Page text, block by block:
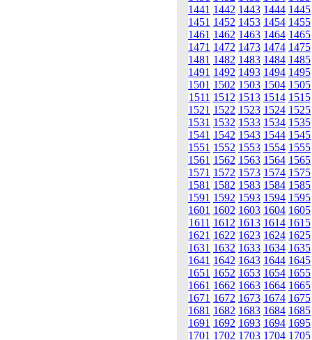
1441 1442 1443 1444 1445
1451 1452 1453 1454 1455
1461 1462 1463 1464 1465
1471 1472 1473 1474 1475
1481 1482 1483 1484 1485
1491 1492 1493 1494 1495
1501 1502 1503 1504 1505
1511 1512 1513 1514 1515
1521 1522 1523 1524 1525
1531 1532 1533 1534 1535
1541 1542 1543 1544 1545
1551 1552 1553 1554 1555
1561 1562 1563 1564 1565
1571 1572 1573 1574 1575
1581 1582 1583 1584 1585
1591 1592 1593 1594 1595
1601 1602 1603 1604 1605
1611 1612 1613 1614 1615
1621 1622 1623 1624 1625
1631 1632 1633 1634 1635
1641 1642 1643 1644 1645
1651 1652 1653 1654 1655
1661 1662 1663 1664 1665
1671 1672 1673 1674 1675
1681 1682 1683 1684 1685
1691 1692 1693 1694 1695
1701 1702 1703 1704 1705